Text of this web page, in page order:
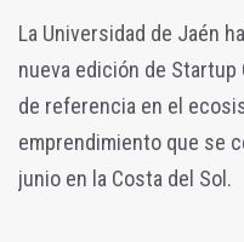
La Universidad de Jaén
nueva edición de
de referencia en el
emprendimiento que se
junio en la Costa del Sol.